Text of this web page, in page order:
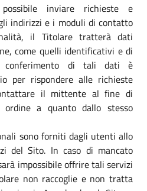
inviare richieste e
indirizzi e i moduli di contatto
il Titolare tratterà dati
come quelli identificativi e di
conferimento di tali dati è
per rispondere alle richieste
il mittente al fine di
a quanto dallo stesso
sono forniti dagli utenti allo
del Sito. In caso di mancato
impossibile offrire tali servizi
non raccoglie e non tratta